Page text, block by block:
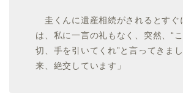
圭くんに遺産相続がされるとすぐ
は、私に一言の礼もなく、突然、“
切、手を引いてくれ”と言ってきま
来、絶交しています」